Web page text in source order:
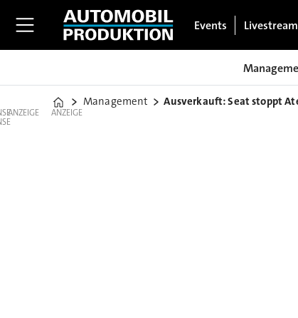
Events
Home
Management Ausverkauft: Seat stoppt
ANZEIGE ANZEIGE